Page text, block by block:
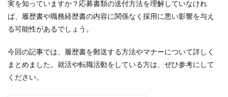
実を知っていますか？応募書類の送付方法を理解していなけれ
ば、履歴書や職務経歴書の内容に関係なく採用に悪い影響を与え
る可能性があるでしょう。
今回の記事では、履歴書を郵送する方法やマナーについて詳しく
まとめました。就活や転職活動をしている方は、ぜひ参考にして
ください。